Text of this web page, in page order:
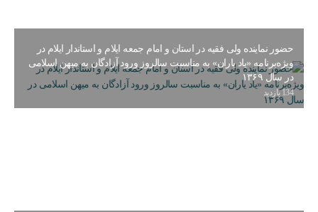
حضور نماینده ولی فقیه در استان و امام جمعه ایلام و استاندار ایلام در
ویژه‌برنامه «یاد یاران» به مناسبت سالروز ورود آزادگان به میهن اسلامی
در سال ۱۳۶۹
134 بازدید